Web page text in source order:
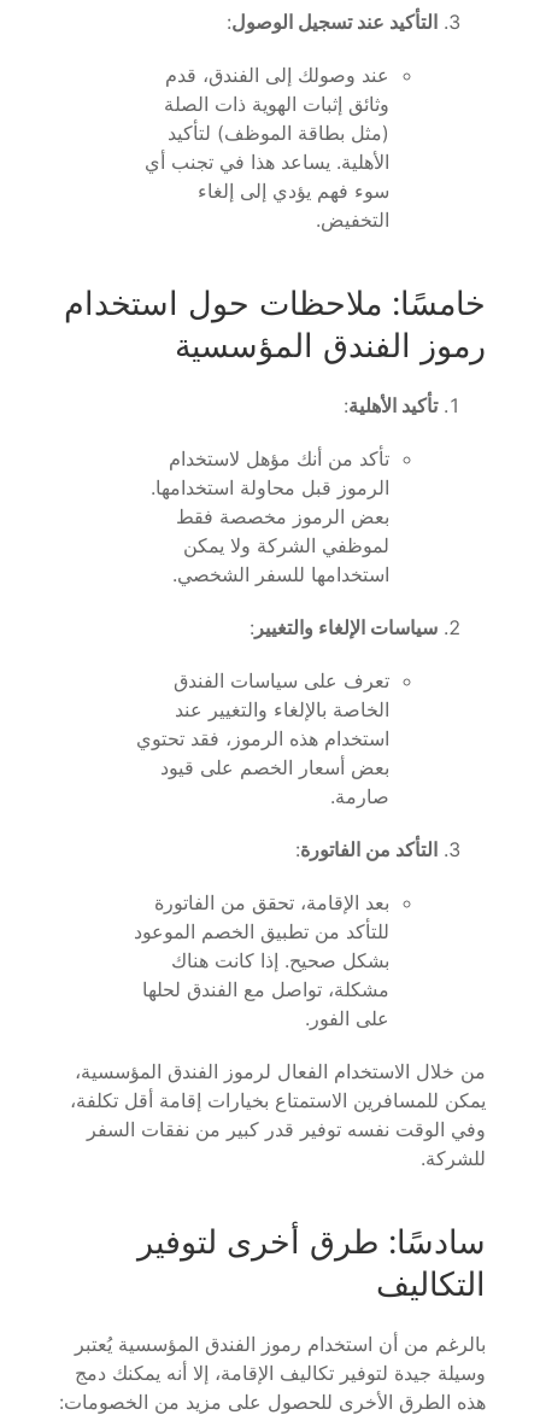
التأكيد عند تسجيل الوصول:
عند وصولك إلى الفندق، قدم
وثائق إثبات الهوية ذات الصلة
(مثل بطاقة الموظف) لتأكيد
الأهلية. يساعد هذا في تجنب أي
سوء فهم يؤدي إلى إلغاء
التخفيض.
خامسًا: ملاحظات حول استخدام
رموز الفندق المؤسسية
تأكيد الأهلية:
تأكد من أنك مؤهل لاستخدام
الرموز قبل محاولة استخدامها.
بعض الرموز مخصصة فقط
لموظفي الشركة ولا يمكن
استخدامها للسفر الشخصي.
سياسات الإلغاء والتغيير:
تعرف على سياسات الفندق
الخاصة بالإلغاء والتغيير عند
استخدام هذه الرموز، فقد تحتوي
بعض أسعار الخصم على قيود
صارمة.
التأكد من الفاتورة:
بعد الإقامة، تحقق من الفاتورة
للتأكد من تطبيق الخصم الموعود
بشكل صحيح. إذا كانت هناك
مشكلة، تواصل مع الفندق لحلها
على الفور.
من خلال الاستخدام الفعال لرموز الفندق المؤسسية،
يمكن للمسافرين الاستمتاع بخيارات إقامة أقل تكلفة،
وفي الوقت نفسه توفير قدر كبير من نفقات السفر
للشركة.
سادسًا: طرق أخرى لتوفير
التكاليف
بالرغم من أن استخدام رموز الفندق المؤسسية يُعتبر
وسيلة جيدة لتوفير تكاليف الإقامة، إلا أنه يمكنك دمج
هذه الطرق الأخرى للحصول على مزيد من الخصومات: